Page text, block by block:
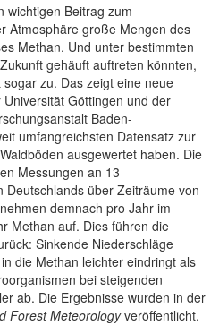
wichtigen Beitrag zum
Atmosphäre große Mengen des
Methan. Und unter bestimmten
gehäuft auftreten könnten,
zu. Das zeigt eine neue
Göttingen und der
Baden-
umfangreichsten Datensatz zur
ausgewertet haben. Die
Messungen an 13
Deutschlands über Zeiträume von
demnach pro Jahr im
Methan auf. Dies führen die
Sinkende Niederschläge
die Methan leichter eindringt als
bei steigenden
ab. Die Ergebnisse wurden in der
Forest Meteorologyveröffentlicht.